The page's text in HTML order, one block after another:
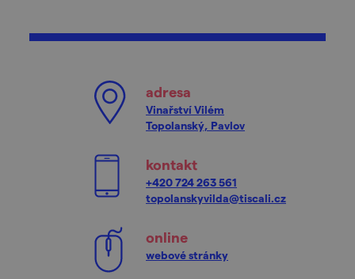
adresa
Vinařství Vilém
Topolanský, Pavlov
kontakt
+420 724 263 561
topolanskyvilda@tiscali.cz
online
webové stránky